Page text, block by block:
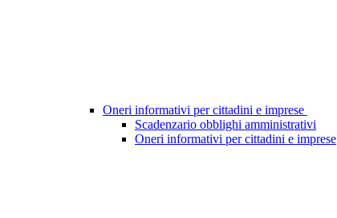
Oneri informativi per cittadini e imprese
Scadenzario obblighi amministrativi
Oneri informativi per cittadini e imprese